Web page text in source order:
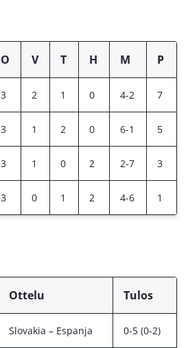
O V T H M P
3 2 1 0 4-2 7
3 1 2 0 6-1 5
3 1 0 2 2-7 3
3 0 1 2 4-6 1
Ottelu Tulos
Slovakia – Espanja 0-5 (0-2)